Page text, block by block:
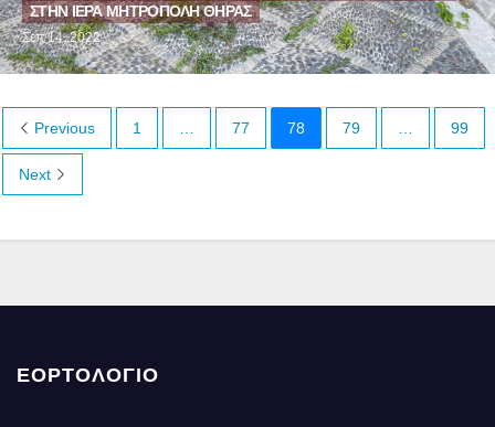
ΣΤΗΝ ΙΕΡΑ ΜΗΤΡΟΠΟΛΗ ΘΗΡΑΣ
Σεπ 14, 2022
Previous 1 77 78 79 99
Next
ΕΟΡΤΟΛΟΓΙΟ